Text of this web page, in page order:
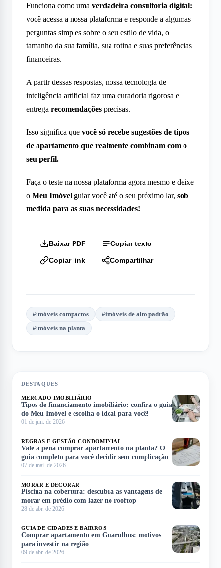
Funciona como uma verdadeira consultoria digital:
você acessa a nossa plataforma e responde a algumas
perguntas simples sobre o seu estilo de vida, o
tamanho da sua família, sua rotina e suas preferências
financeiras.
A partir dessas respostas, nossa tecnologia de
inteligência artificial faz uma curadoria rigorosa e
entrega recomendações precisas.
Isso significa que você só recebe sugestões de tipos
de apartamento que realmente combinam com o
seu perfil.
Faça o teste na nossa plataforma agora mesmo e deixe
o Meu Imóvel guiar você até o seu próximo lar, sob
medida para as suas necessidades!
Baixar PDF Copiar texto
Copiar link Compartilhar
#imóveis compactos #imóveis de alto padrão
#imóveis na planta
DESTAQUES
MERCADO IMOBILIÁRIO
Tipos de financiamento imobiliário: confira o guia
do Meu Imóvel e escolha o ideal para você!
01 de jun. de 2026
REGRAS E GESTÃO CONDOMINIAL
Vale a pena comprar apartamento na planta? O
guia completo para você decidir sem complicação
07 de mai. de 2026
MORAR E DECORAR
Piscina na cobertura: descubra as vantagens de
morar em prédio com lazer no rooftop
28 de abr. de 2026
GUIA DE CIDADES E BAIRROS
Comprar apartamento em Guarulhos: motivos
para investir na região
09 de abr. de 2026